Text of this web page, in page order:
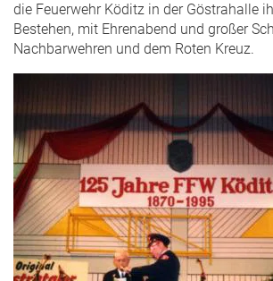
die Feuerwehr Köditz in der Göstrahalle
Bestehen, mit Ehrenabend und großer
Nachbarwehren und dem Roten Kreuz.